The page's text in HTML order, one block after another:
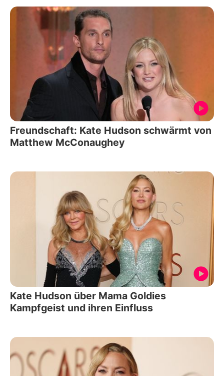
Freundschaft: Kate Hudson schwärmt von
Matthew McConaughey
Kate Hudson über Mama Goldies
Kampfgeist und ihren Einfluss